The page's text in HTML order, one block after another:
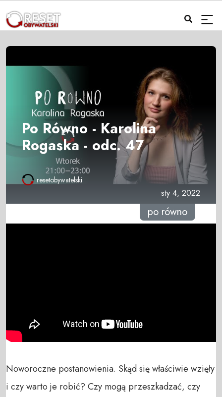
Po Równo - Karolina
Rogaska - odc. 47
resetobywatelski
sty 4, 2022
po równo
Noworoczne postanowienia. Skąd się właściwie wzięły
i czy warto je robić? Czy mogą przeszkadzać, czy